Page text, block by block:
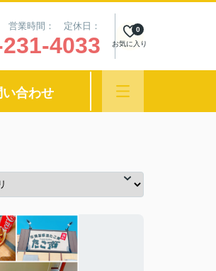
営業時間： 定休日：
4033 お気に入り
0
い合わせ